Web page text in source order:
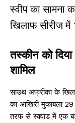
स्वीप का सामना
खिलाफ सीरीज में
तस्कीन को
शामिल
साउथ अफ्रीका के
का आखिरी मुकाबला
तरफ से स्क्वाड में एक